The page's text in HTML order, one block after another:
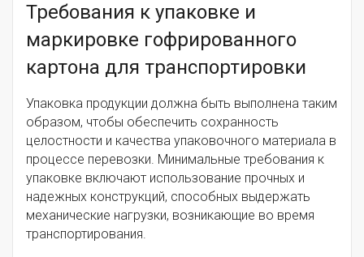
Требования к упаковке и
маркировке гофрированного
картона для транспортировки
Упаковка продукции должна быть выполнена таким
образом, чтобы обеспечить сохранность
целостности и качества упаковочного материала в
процессе перевозки. Минимальные требования к
упаковке включают использование прочных и
надежных конструкций, способных выдержать
механические нагрузки, возникающие во время
транспортирования.